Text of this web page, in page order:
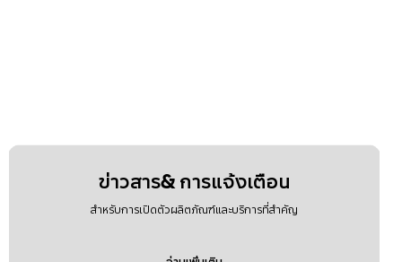
ข่าวสาร& การแจ้งเตือน
สำหรับการเปิดตัวผลิตภัณฑ์และบริการที่สำคัญ